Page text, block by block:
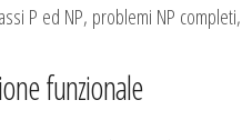
P ed NP, problemi NP
funzionale